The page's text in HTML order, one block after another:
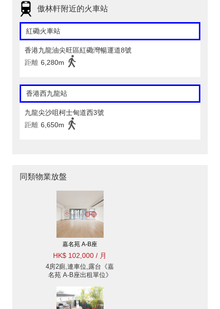
傲林軒附近的火車站
紅磡火車站
香港九龍油尖旺區紅磡灣暢運道8號
距離 6,280m
香港西九龍站
九龍尖沙咀柯士甸道西3號
距離 6,650m
同類物業放盤
嘉名苑 A-B座
HK$ 102,000 / 月
4房2廁,連車位,露台《嘉
名苑 A-B座出租單位》